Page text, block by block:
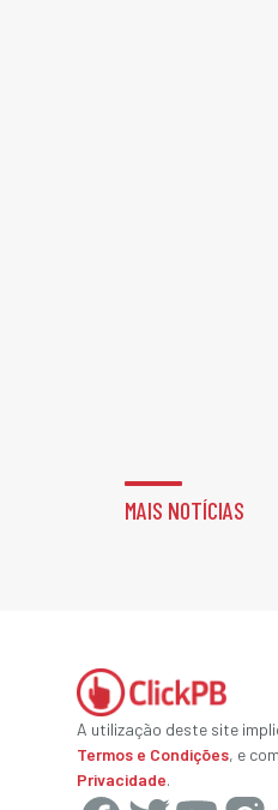
MAIS NOTÍCIAS
A utilização deste site
Termos e Condições, e
Privacidade.